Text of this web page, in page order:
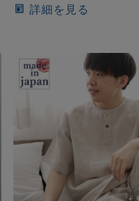
詳細を見る